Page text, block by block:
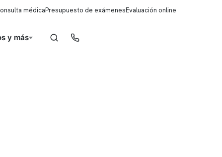
médicaPresupuesto de exámenesEvaluación online
y más